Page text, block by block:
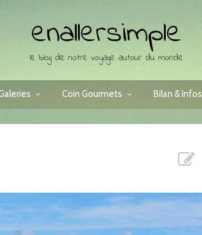
enallersimple
le blog de notre voyage autour du monde
Coin Gourmets Bilan & Infos